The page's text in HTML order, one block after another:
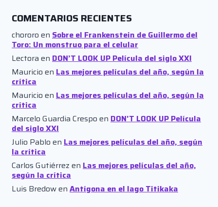
COMENTARIOS RECIENTES
chororo en Sobre el Frankenstein de Guillermo del
Toro: Un monstruo para el celular
Lectora en DON’T LOOK UP Película del siglo XXI
Mauricio en Las mejores películas del año, según la
crítica
Mauricio en Las mejores películas del año, según la
crítica
Marcelo Guardia Crespo en DON’T LOOK UP Película
del siglo XXI
Julio Pablo en Las mejores películas del año, según
la crítica
Carlos Gutiérrez en Las mejores películas del año,
según la crítica
Luis Bredowen Antígona en el lago Titikaka